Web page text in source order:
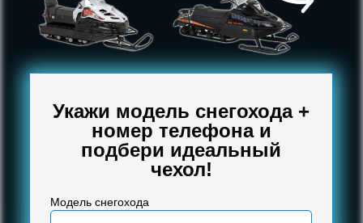
Укажи модель снегохода +
номер телефона и
подбери идеальный
чехол!
Модель снегохода